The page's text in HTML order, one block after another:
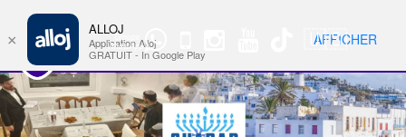
Groupe
WhatsApp
🇺🇸 Nav
×
ALLOJ
Application Alloj
GRATUIT - In Google Play
AFFICHER